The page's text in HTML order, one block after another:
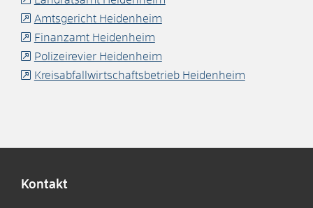
Amtsgericht Heidenheim
Finanzamt Heidenheim
Polizeirevier Heidenheim
Kreisabfallwirtschaftsbetrieb Heidenheim
Kontakt